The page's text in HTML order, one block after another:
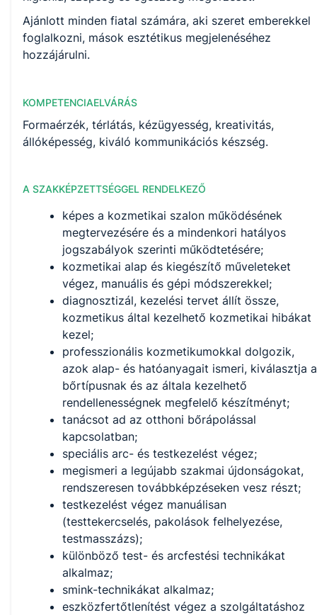
Nem
Ajánlott minden fiatal számára, aki szeret emberekkel
foglalkozni, mások esztétikus megjelenéséhez
hozzájárulni.
KOMPETENCIAELVÁRÁS
Formaérzék, térlátás, kézügyesség, kreativitás,
állóképesség, kiváló kommunikációs készség.
A SZAKKÉPZETTSÉGGEL RENDELKEZŐ
képes a kozmetikai szalon működésének
megtervezésére és a mindenkori hatályos
jogszabályok szerinti működtetésére;
kozmetikai alap és kiegészítő műveleteket
végez, manuális és gépi módszerekkel;
diagnosztizál, kezelési tervet állít össze,
kozmetikus által kezelhető kozmetikai hibákat
kezel;
professzionális kozmetikumokkal dolgozik,
azok alap- és hatóanyagait ismeri, kiválasztja a
bőrtípusnak és az általa kezelhető
rendellenességnek megfelelő készítményt;
tanácsot ad az otthoni bőrápolással
kapcsolatban;
speciális arc- és testkezelést végez;
megismeri a legújabb szakmai újdonságokat,
rendszeresen továbbképzéseken vesz részt;
testkezelést végez manuálisan
(testtekercselés, pakolások felhelyezése,
testmasszázs);
különböző test- és arcfestési technikákat
alkalmaz;
smink-technikákat alkalmaz;
eszközfertőtlenítést végez a szolgáltatáshoz